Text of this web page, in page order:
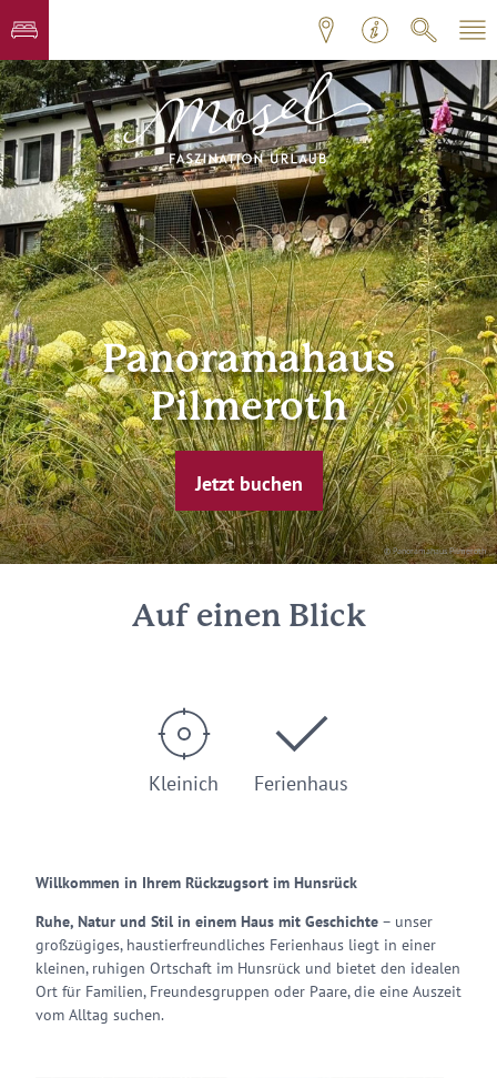
© Panoramahaus Pilmeroth
Panoramahaus
Pilmeroth
Jetzt buchen
Auf einen Blick
Kleinich Ferienhaus
Willkommen in Ihrem Rückzugsort im Hunsrück
Ruhe, Natur und Stil in einem Haus mit Geschichte – unser
großzügiges, haustierfreundliches Ferienhaus liegt in einer
kleinen, ruhigen Ortschaft im Hunsrück und bietet den idealen
Ort für Familien, Freundesgruppen oder Paare, die eine Auszeit
vom Alltag suchen.